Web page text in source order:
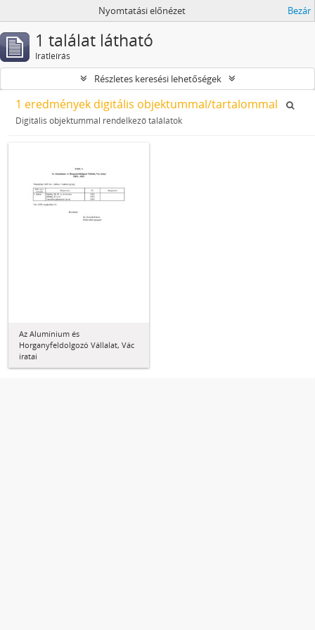
Nyomtatási előnézet Bezár
1 találat látható
Iratleírás
Részletes keresési lehetőségek
1 eredmények digitális objektummal/tartalommal
Digitális objektummal rendelkező találatok
Az Alumínium és
Horganyfeldolgozó Vállalat, Vác
iratai